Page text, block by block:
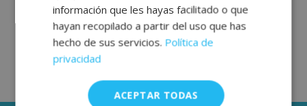
información que les hayas facilitado o que
hayan recopilado a partir del uso que has
hecho de sus servicios. Política de
privacidad
ACEPTAR TODAS